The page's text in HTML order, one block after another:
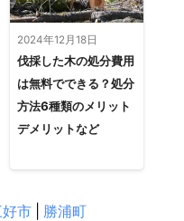
2024年12月18日
伐採した木の処分費用
は無料でできる？処分
方法6種類のメリット
デメリットなど
市
勝浦町